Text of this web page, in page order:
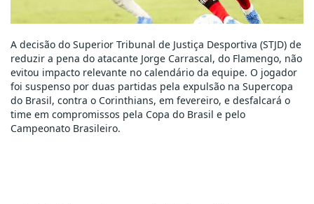
A decisão do Superior Tribunal de Justiça Desportiva (STJD) de
reduzir a pena do atacante Jorge Carrascal, do Flamengo, não
evitou impacto relevante no calendário da equipe. O jogador
foi suspenso por duas partidas pela expulsão na Supercopa
do Brasil, contra o Corinthians, em fevereiro, e desfalcará o
time em compromissos pela Copa do Brasil e pelo
Campeonato Brasileiro.